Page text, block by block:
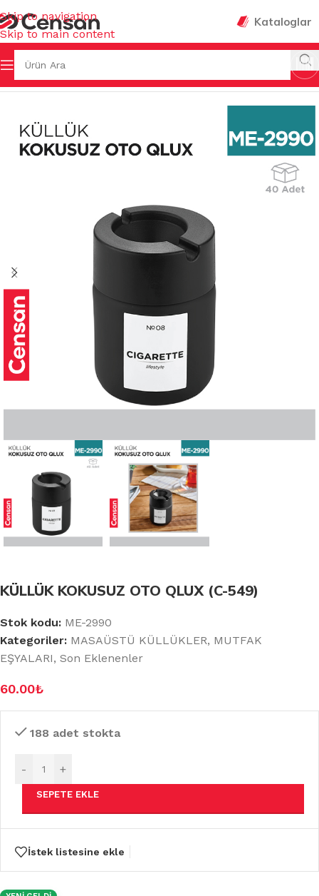
Skip to navigation
Skip to main content
Kataloglar
Ana Sayfa MASAÜSTÜ KÜLLÜKLER
KÜLLÜK KOKUSUZ OTO QLUX (C-549)
Stok kodu: ME-2990
Kategoriler: MASAÜSTÜ KÜLLÜKLER, MUTFAK
EŞYALARI, Son Eklenenler
60.00₺
188 adet stokta
- +
SEPETE EKLE
İstek listesine ekle